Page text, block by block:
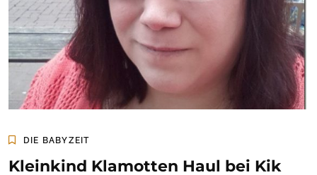
DIE BABYZEIT
Kleinkind Klamotten Haul bei Kik